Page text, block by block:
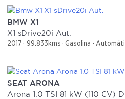
BMW X1
X1 sDrive20i Aut.
2017 99.833kms Gasolina
SEAT ARONA
Arona 1.0 TSI 81 kW (110 CV)